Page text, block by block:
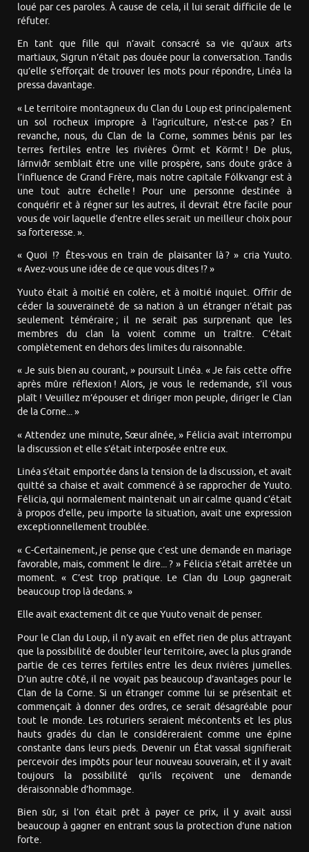
loué par ces paroles. À cause de cela, il lui serait difficile de le
réfuter.
En tant que fille qui n’avait consacré sa vie qu’aux arts
martiaux, Sigrun n’était pas douée pour la conversation. Tandis
qu’elle s’efforçait de trouver les mots pour répondre, Linéa la
pressa davantage.
« Le territoire montagneux du Clan du Loup est principalement
un sol rocheux impropre à l’agriculture, n’est-ce pas ? En
revanche, nous, du Clan de la Corne, sommes bénis par les
terres fertiles entre les rivières Örmt et Körmt ! De plus,
Iárnviðr semblait être une ville prospère, sans doute grâce à
l’influence de Grand Frère, mais notre capitale Fólkvangr est à
une tout autre échelle ! Pour une personne destinée à
conquérir et à régner sur les autres, il devrait être facile pour
vous de voir laquelle d’entre elles serait un meilleur choix pour
sa forteresse. ».
« Quoi !? Êtes-vous en train de plaisanter là ? » cria Yuuto.
« Avez-vous une idée de ce que vous dites !? »
Yuuto était à moitié en colère, et à moitié inquiet. Offrir de
céder la souveraineté de sa nation à un étranger n’était pas
seulement téméraire ; il ne serait pas surprenant que les
membres du clan la voient comme un traître. C’était
complètement en dehors des limites du raisonnable.
« Je suis bien au courant, » poursuit Linéa. « Je fais cette offre
après mûre réflexion ! Alors, je vous le redemande, s’il vous
plaît ! Veuillez m’épouser et diriger mon peuple, diriger le Clan
de la Corne... »
« Attendez une minute, Sœur aînée, » Félicia avait interrompu
la discussion et elle s’était interposée entre eux.
Linéa s’était emportée dans la tension de la discussion, et avait
quitté sa chaise et avait commencé à se rapprocher de Yuuto.
Félicia, qui normalement maintenait un air calme quand c’était
à propos d’elle, peu importe la situation, avait une expression
exceptionnellement troublée.
« C-Certainement, je pense que c’est une demande en mariage
favorable, mais, comment le dire... ? » Félicia s’était arrêtée un
moment. « C’est trop pratique. Le Clan du Loup gagnerait
beaucoup trop là dedans. »
Elle avait exactement dit ce que Yuuto venait de penser.
Pour le Clan du Loup, il n’y avait en effet rien de plus attrayant
que la possibilité de doubler leur territoire, avec la plus grande
partie de ces terres fertiles entre les deux rivières jumelles.
D’un autre côté, il ne voyait pas beaucoup d’avantages pour le
Clan de la Corne. Si un étranger comme lui se présentait et
commençait à donner des ordres, ce serait désagréable pour
tout le monde. Les roturiers seraient mécontents et les plus
hauts gradés du clan le considéreraient comme une épine
constante dans leurs pieds. Devenir un État vassal signifierait
percevoir des impôts pour leur nouveau souverain, et il y avait
toujours la possibilité qu’ils reçoivent une demande
déraisonnable d’hommage.
Bien sûr, si l’on était prêt à payer ce prix, il y avait aussi
beaucoup à gagner en entrant sous la protection d’une nation
forte.